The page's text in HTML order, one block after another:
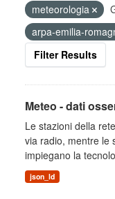
meteorologia
arpa-emilia-
Filter Results
Meteo - dati
Le stazioni della
via radio, mentre le
impiegano la
json_ld